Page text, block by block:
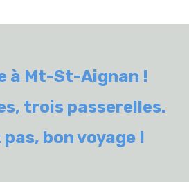
à Mt-St-Aignan !
trois passerelles.
bon voyage !